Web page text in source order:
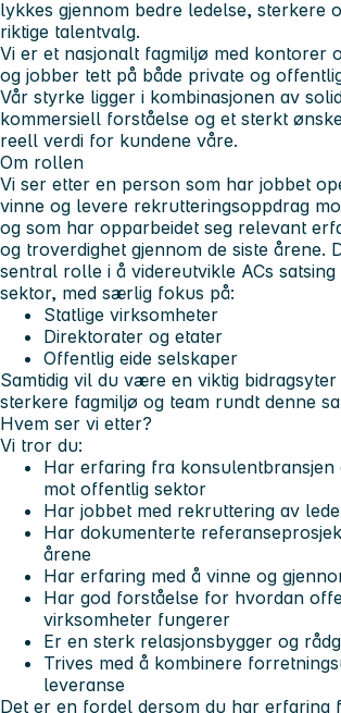
lykkes gjennom bedre ledelse, sterkere
riktige talentvalg.
Vi er et nasjonalt fagmiljø med kontorer
og jobber tett på både private og
Vår styrke ligger i kombinasjonen av
kommersiell forståelse og et sterkt
reell verdi for kundene våre.
Om rollen
Vi ser etter en person som har jobbet
vinne og levere rekrutteringsoppdrag
og som har opparbeidet seg relevant
og troverdighet gjennom de siste årene.
sentral rolle i å videreutvikle ACs
sektor, med særlig fokus på:
Statlige virksomheter
Direktorater og etater
Offentlig eide selskaper
Samtidig vil du være en viktig
sterkere fagmiljø og team rundt denne
Hvem ser vi etter?
Vi tror du:
Har erfaring fra konsulentbransjen
mot offentlig sektor
Har jobbet med rekruttering av
Har dokumenterte
årene
Har erfaring med å vinne og
Har god forståelse for hvordan
virksomheter fungerer
Er en sterk relasjonsbygger og
Trives med å kombinere
leveranse
Det er en fordel dersom du har erfaring